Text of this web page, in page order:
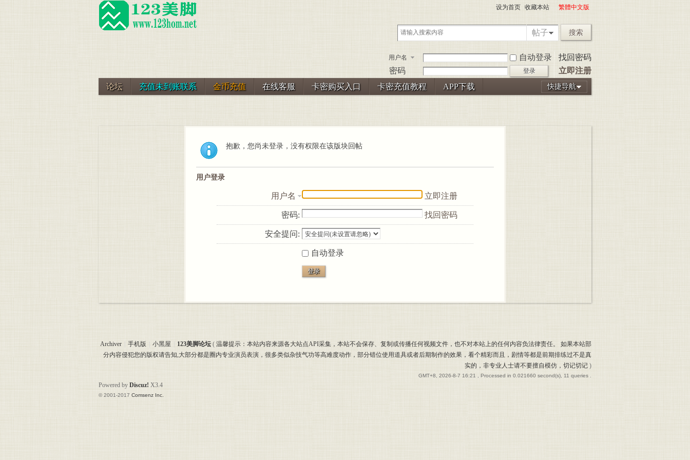
设为首页 收藏本站 繁體中文版
帖子 搜索
用户名 自动登录
找回密码
密码
登录 立即注册
快捷导航
论坛 充值未到账联系 金币充值 在线客服 卡密购买入口 卡密充值教程 APP下载
抱歉，您尚未登录，没有权限在该版块回帖
用户登录
用户名 立即注册
密码: 找回密码
安全提问:
自动登录
登录
Archiver 手机版 小黑屋 123美脚论坛 ( 温馨提示：本站内容来源各大站点API采集，本站不会保存、复制或传播任何视频文件，也不对本站上的任何内容负法律责任。 如果本站部
分内容侵犯您的版权请告知,大部分都是圈内专业演员表演，很多类似杂技气功等高难度动作，部分错位使用道具或者后期制作的效果，看个精彩而且，剧情等都是前期排练过不是真
实的，非专业人士请不要擅自模仿，切记切记 )
GMT+8, 2026-8-7 16:21 , Processed in 0.021660 second(s), 11 queries .
Powered by Discuz! X3.4
© 2001-2017 Comsenz Inc.